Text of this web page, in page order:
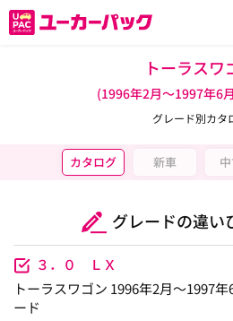
トーラスワ
(1996年2月～1997年6
グレード別カタ
カタログ 新車
グレードの違い
３．０ ＬＸ
トーラスワゴン 1996年2月～1997
ード